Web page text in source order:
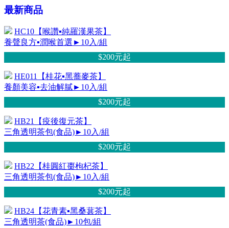
最新商品
HC10【喉讚▪純羅漢果茶】
養聲良方▪潤喉首選►10入/組
$200元起
HE011【桂花▪黑蕎麥茶】
養顏美容▪去油解膩►10入/組
$200元起
HB21【疫後復元茶】
三角透明茶包(食品)►10入/組
$200元起
HB22【桂圓紅棗枸杞茶】
三角透明茶包(食品)►10入/組
$200元起
HB24【花青素▪黑桑葚茶】
三角透明茶(食品)►10包/組